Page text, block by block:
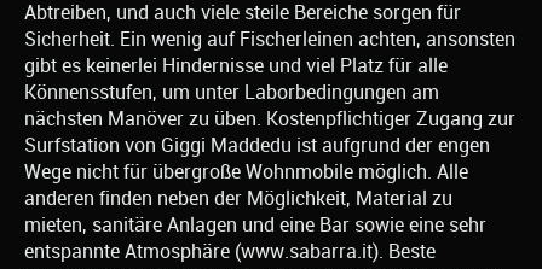
Abtreiben, und auch viele steile Bereiche sorgen für
Sicherheit. Ein wenig auf Fischerleinen achten, ansonsten
gibt es keinerlei Hindernisse und viel Platz für alle
Könnensstufen, um unter Laborbedingungen am
nächsten Manöver zu üben. Kostenpflichtiger Zugang zur
Surfstation von Giggi Maddedu ist aufgrund der engen
Wege nicht für übergroße Wohnmobile möglich. Alle
anderen finden neben der Möglichkeit, Material zu
mieten, sanitäre Anlagen und eine Bar sowie eine sehr
entspannte Atmosphäre (www.sabarra.it). Beste